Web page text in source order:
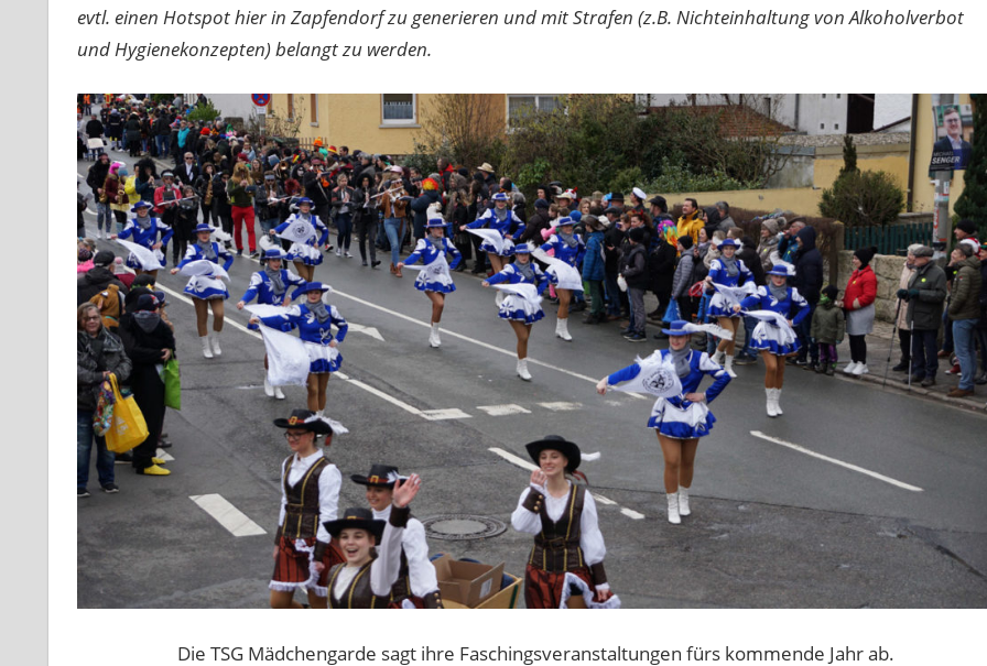
evtl. einen Hotspot hier in Zapfendorf zu generieren und mit Strafen (z.B. Nichteinhaltung von Alkoholverbot
und Hygienekonzepten) belangt zu werden.
Die TSG Mädchengarde sagt ihre Faschingsveranstaltungen fürs kommende Jahr ab.